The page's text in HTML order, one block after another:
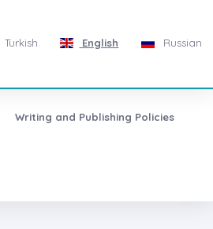
Turkish English Russian
Writing and Publishing Policies